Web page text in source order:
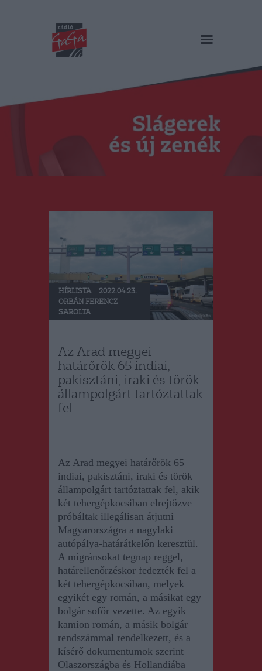
RÁDIÓ GAGA
Műsorok
Duma Duba
Podcast és videók
Stáb
RO
HÍRLISTA
2022.04.23.
ORBÁN FERENCZ
SAROLTA
Az Arad megyei
határőrök 65 indiai,
pakisztáni, iraki és török
állampolgárt tartóztattak
fel
Az Arad megyei határőrök 65
indiai, pakisztáni, iraki és török
állampolgárt tartóztattak fel, akik
két tehergépkocsiban elrejtőzve
próbáltak illegálisan átjutni
Magyarországra a nagylaki
autópálya-határátkelőn keresztül.
A migránsokat tegnap reggel,
határellenőrzéskor fedezték fel a
két tehergépkocsiban, melyek
egyikét egy román, a másikat egy
bolgár sofőr vezette. Az egyik
kamion román, a másik bolgár
rendszámmal rendelkezett, és a
kísérő dokumentumok szerint
Olaszországba és Hollandiába